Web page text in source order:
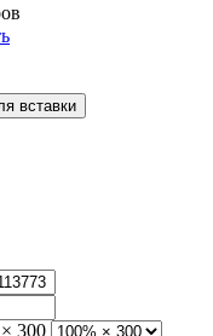
вставки
300